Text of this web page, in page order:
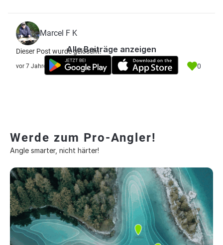
Marcel F K
Dieser Post wurde gelöscht.
vor 7 Jahre 0
Alle Beiträge anzeigen
Werde zum Pro-Angler!
Angle smarter, nicht härter!